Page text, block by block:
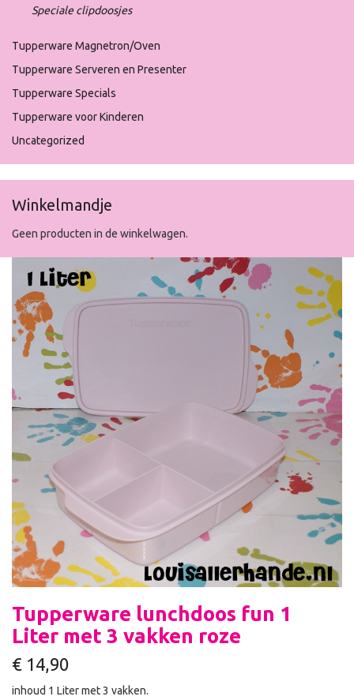
Speciale clipdoosjes
Tupperware Magnetron/Oven
Tupperware Serveren en Presenter
Tupperware Specials
Tupperware voor Kinderen
Uncategorized
Winkelmandje
Geen producten in de winkelwagen.
Tupperware lunchdoos fun 1
Liter met 3 vakken roze
€ 14,90
inhoud 1 Liter met 3 vakken.